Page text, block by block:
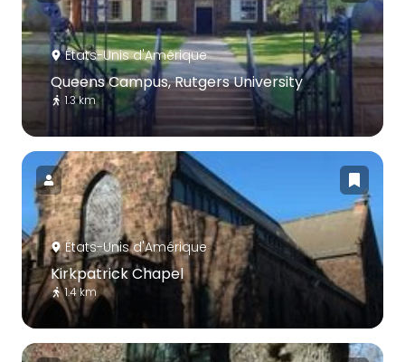
États-Unis d'Amérique
Queens Campus, Rutgers University
1.3 km
États-Unis d'Amérique
Kirkpatrick Chapel
1.4 km